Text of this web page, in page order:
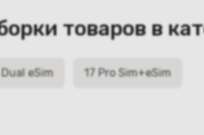
товаров в
eSim 17 Pro Sim+eSim